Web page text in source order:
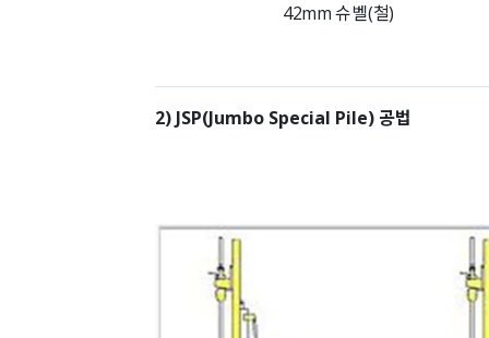
42mm 슈벨(철)
2) JSP(Jumbo Special Pile) 공법